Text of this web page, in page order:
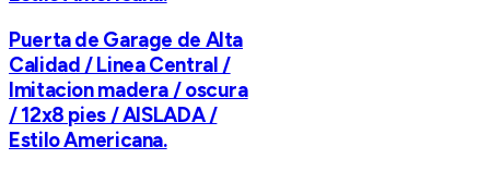
Puerta de Garage de Alta
Calidad / Linea Central /
Imitacion madera / oscura
/ 12x8 pies / AISLADA /
Estilo Americana.